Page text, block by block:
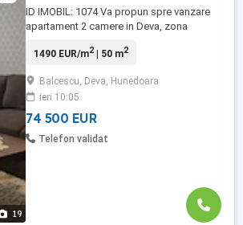
19
ID IMOBIL: 1074 Va propun spre vanzare
apartament 2 camere in Deva, zona
etaje intrari separate bloc de caramida pe
inchis in termopan vedere pe 2 parti baie
cu geam usa metalica usi interioare
schimbate ...
1490 EUR/m2| 50 m2
Balcescu, Deva, Hunedoara
ieri 10:05
74 500 EUR
Telefon validat